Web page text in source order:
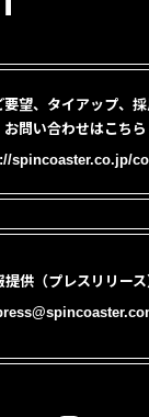
要望、タイアップ、
お問い合わせはこちら
spincoaster.co.jp/
提供（プレスリリー